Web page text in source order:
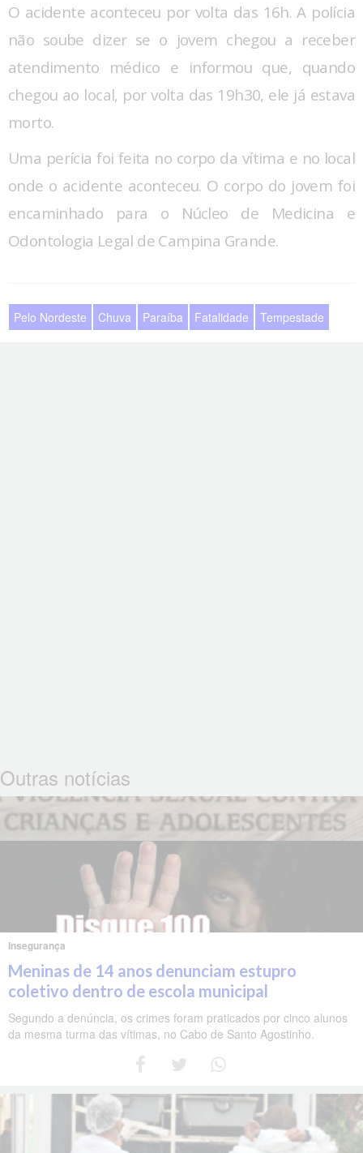
O acidente aconteceu por volta das 16h. A polícia
não soube dizer se o jovem chegou a receber
atendimento médico e informou que, quando
chegou ao local, por volta das 19h30, ele já estava
morto.
Uma perícia foi feita no corpo da vítima e no local
onde o acidente aconteceu. O corpo do jovem foi
encaminhado para o Núcleo de Medicina e
Odontologia Legal de Campina Grande.
Pelo Nordeste Chuva Paraíba Fatalidade Tempestade
Outras notícias
Insegurança
Meninas de 14 anos denunciam estupro
coletivo dentro de escola municipal
Segundo a denúncia, os crimes foram praticados por cinco alunos
da mesma turma das vítimas, no Cabo de Santo Agostinho.